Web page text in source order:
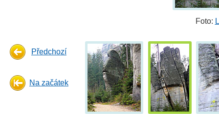
Foto:
Předchozí
Na začátek